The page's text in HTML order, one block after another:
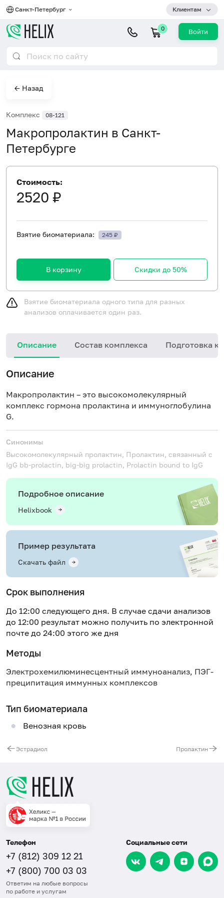
Санкт-Петербург Клиентам
0 Войти
← Назад
Комплекс 08-121
Макропролактин в Санкт-
Петербурге
Стоимость:
2520 ₽
Взятие биоматериала: 245 ₽
В корзину Скидки до 50%
Взятие биоматериала одного типа для разных
анализов оплачивается один раз.
Описание Состав комплекса Подготовка к
Описание
Макропролактин – это высокомолекулярный
комплекс гормона пролактина и иммуноглобулина
G.
Синонимы
Высокомолекулярный пролактин, Пролактин, связанный с
IgG bb-prolactin, big-big prolactin, Prolactin bound to IgG
Подробное описание
Helixbook
Пример результата
Скачать файл
Срок выполнения
До 12:00 следующего дня. В случае сдачи анализов
до 12:00 результат можно получить по электронной
почте до 24:00 этого же дня
Методы
Электрохемилюминесцентный иммуноанализ, ПЭГ-
преципитация иммунных комплексов
Тип биоматериала
Венозная кровь
Эстрадиол Пролактин
Телефон
+7 (812) 309 12 21
+7 (800) 700 03 03
Ответим на любые вопросы
по работе и услугам
Социальные сети